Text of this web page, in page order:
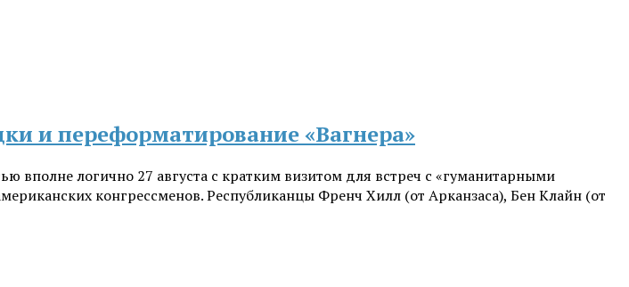
и переформатирование «Вагнера»
вполне логично 27 августа с кратким визитом для встреч с «гуманитарными
конгрессменов. Республиканцы Френч Хилл (от Арканзаса), Бен Клайн (от